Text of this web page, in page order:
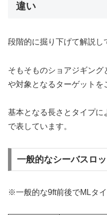
違い
段階的に掘り下げて解説し
そもそものショアジギング
や対象となるターゲットを
基本となる長さとタイプに
で表しています。
一般的なシーバスロ
※一般的な9ft前後でMLタ